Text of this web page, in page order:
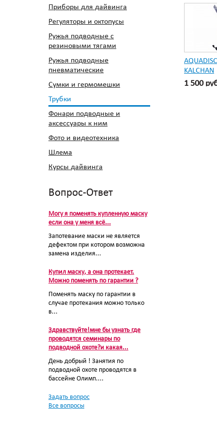
Приборы для дайвинга
Регуляторы и октопусы
Ружья подводные с
резиновыми тягами
Ружья подводные
пневматические
Сумки и гермомешки
Трубки
Фонари подводные и
аксессуары к ним
Фото и видеотехника
Шлема
Курсы дайвинга
Вопрос-Ответ
Могу я поменять купленную маску
если она у меня всё...
Запотевание маски не является
дефектом при котором возможна
замена изделия...
Купил маску, а она протекает.
Можно поменять по гарантии ?
Поменять маску по гарантии в
случае протекания можно только
в...
Здравствуйте!мне бы узнать где
проводятся семинары по
подводной охоте?и какая...
День добрый ! Занятия по
подводной охоте проводятся в
бассейне Олимп....
Задать вопрос
Все вопросы
KALCHAN
1 500